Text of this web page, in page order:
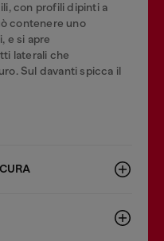
con profili dipinti a
contenere uno
e si apre
laterali che
Sul davanti spicca il